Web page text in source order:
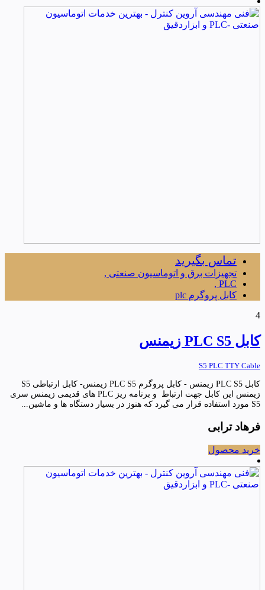
تماس بگیرید
تجهیزات برق و اتوماسیون صنعتی ,
PLC ,
کابل پروگرم plc
4
کابل PLC S5 زیمنس
S5 PLC TTY Cable
کابل PLC S5 زیمنس - کابل پروگرم PLC S5 زیمنس- کابل ارتباطی S5
زیمنس این کابل جهت ارتباط و برنامه ریز PLC های قدیمی زیمنس سری
S5 مورد استفاده قرار می گیرد که هنوز در بسیار دستگاه ها و ماشین...
فرهاد ترابی
خرید محصول